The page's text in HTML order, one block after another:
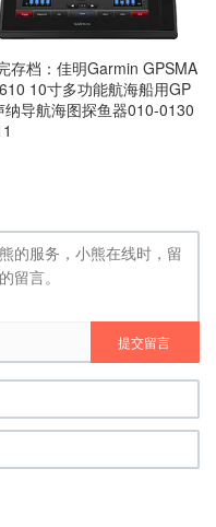
存档：佳明Garmin GPSMA
10寸多功能航海船用GP
纳导航海图探鱼器010-0130
提交留言